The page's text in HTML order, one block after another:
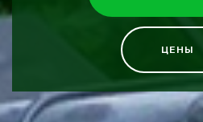
ЦЕНЫ